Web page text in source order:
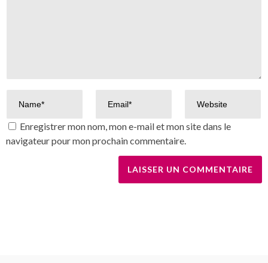
Enregistrer mon nom, mon e-mail et mon site dans le
navigateur pour mon prochain commentaire.